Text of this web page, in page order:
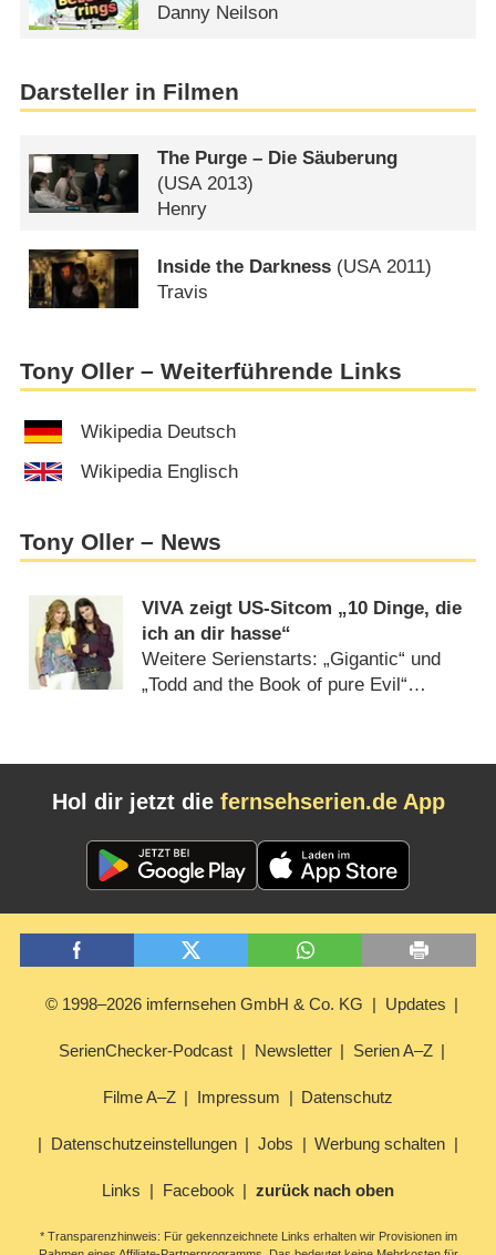
Danny Neilson
Darsteller in Filmen
The Purge – Die Säuberung
(USA2013)
Henry
Inside the Darkness (USA 2011)
Travis
Tony Oller – Weiterführende Links
Wikipedia Deutsch
Wikipedia Englisch
Tony Oller – News
VIVA zeigt US-Sitcom „10 Dinge, die
ich an dir hasse“
Weitere Serienstarts: „Gigantic“ und
„Todd and the Book of pure Evil“
Hol dir jetzt die fernsehserien.de App
© 1998–2026 imfernsehen GmbH & Co. KG Updates
SerienChecker-Podcast Newsletter Serien A–Z
Filme A–Z Impressum Datenschutz
Datenschutzeinstellungen Jobs Werbung schalten
Links Facebook zurück nach oben
* Transparenzhinweis: Für gekennzeichnete Links erhalten wir Provisionen im